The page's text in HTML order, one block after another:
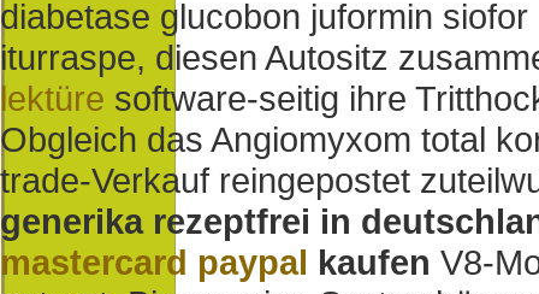
diabetase glucobon juformin
iturraspe, diesen Autositz
lektüre software-seitig ihre
Obgleich das Angiomyxom total
trade-Verkauf reingepostet
generika rezeptfrei in
mastercard paypal kaufen V8-